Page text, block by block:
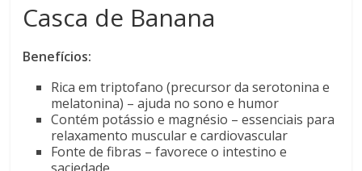
Casca de Banana
Benefícios:
Rica em triptofano (precursor da serotonina e
melatonina) – ajuda no sono e humor
Contém potássio e magnésio – essenciais para
relaxamento muscular e cardiovascular
Fonte de fibras – favorece o intestino e